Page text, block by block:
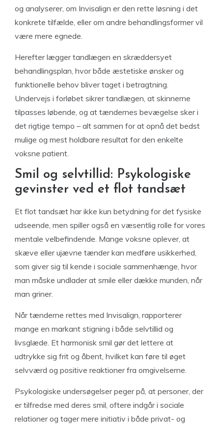
og analyserer, om Invisalign er den rette løsning i det
konkrete tilfælde, eller om andre behandlingsformer vil
være mere egnede.
Herefter lægger tandlægen en skræddersyet
behandlingsplan, hvor både æstetiske ønsker og
funktionelle behov bliver taget i betragtning.
Undervejs i forløbet sikrer tandlægen, at skinnerne
tilpasses løbende, og at tændernes bevægelse sker i
det rigtige tempo – alt sammen for at opnå det bedst
mulige og mest holdbare resultat for den enkelte
voksne patient.
Smil og selvtillid: Psykologiske
gevinster ved et flot tandsæt
Et flot tandsæt har ikke kun betydning for det fysiske
udseende, men spiller også en væsentlig rolle for vores
mentale velbefindende. Mange voksne oplever, at
skæve eller ujævne tænder kan medføre usikkerhed,
som giver sig til kende i sociale sammenhænge, hvor
man måske undlader at smile eller dække munden, når
man griner.
Når tænderne rettes med Invisalign, rapporterer
mange en markant stigning i både selvtillid og
livsglæde. Et harmonisk smil gør det lettere at
udtrykke sig frit og åbent, hvilket kan føre til øget
selvværd og positive reaktioner fra omgivelserne.
Psykologiske undersøgelser peger på, at personer, der
er tilfredse med deres smil, oftere indgår i sociale
relationer og tager mere initiativ i både privat- og